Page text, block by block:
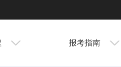
报考指南